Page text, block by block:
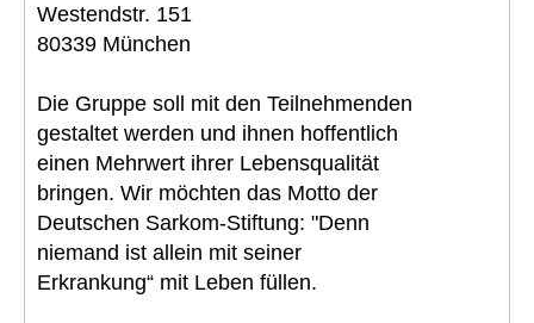
Westendstr. 151
80339 München
Die Gruppe soll mit den Teilnehmenden
gestaltet werden und ihnen hoffentlich
einen Mehrwert ihrer Lebensqualität
bringen. Wir möchten das Motto der
Deutschen Sarkom-Stiftung: "Denn
niemand ist allein mit seiner
Erkrankung“ mit Leben füllen.